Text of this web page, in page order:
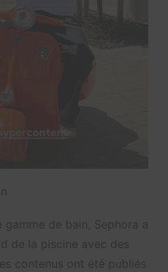
de bain, Sephora a
de la piscine avec des
contenus ont été publiés